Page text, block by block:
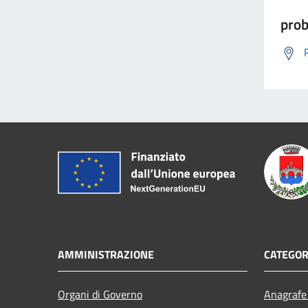
AMMINISTRAZIONE
Organi di Governo